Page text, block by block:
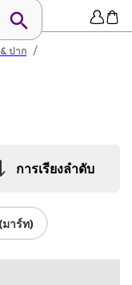
ปาก /
การเรียงลำดับ
าร์ท)